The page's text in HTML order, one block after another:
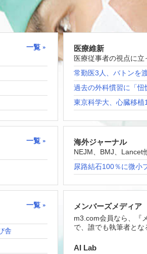
一覧
医療維新
医療従事者の視点に立
常勤医3人、バトンを
過去の外科慣習に「
東京科学大、心臓移植
一覧
海外ジャーナル
NEJM、BMJ、Lancet
尿路結石100％に微小
一覧
舎
メンバーズメディア
m3.com会員なら、『
で、誰でも執筆者とな
AI Lab